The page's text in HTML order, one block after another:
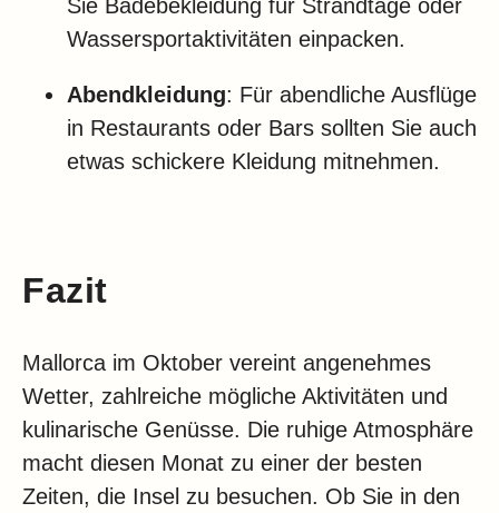
Sie Badebekleidung für Strandtage oder
Wassersportaktivitäten einpacken.
Abendkleidung: Für abendliche Ausflüge
in Restaurants oder Bars sollten Sie auch
etwas schickere Kleidung mitnehmen.
Fazit
Mallorca im Oktober vereint angenehmes
Wetter, zahlreiche mögliche Aktivitäten und
kulinarische Genüsse. Die ruhige Atmosphäre
macht diesen Monat zu einer der besten
Zeiten, die Insel zu besuchen. Ob Sie in den